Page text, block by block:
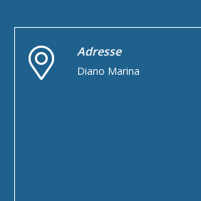
Adresse
Diano Marina